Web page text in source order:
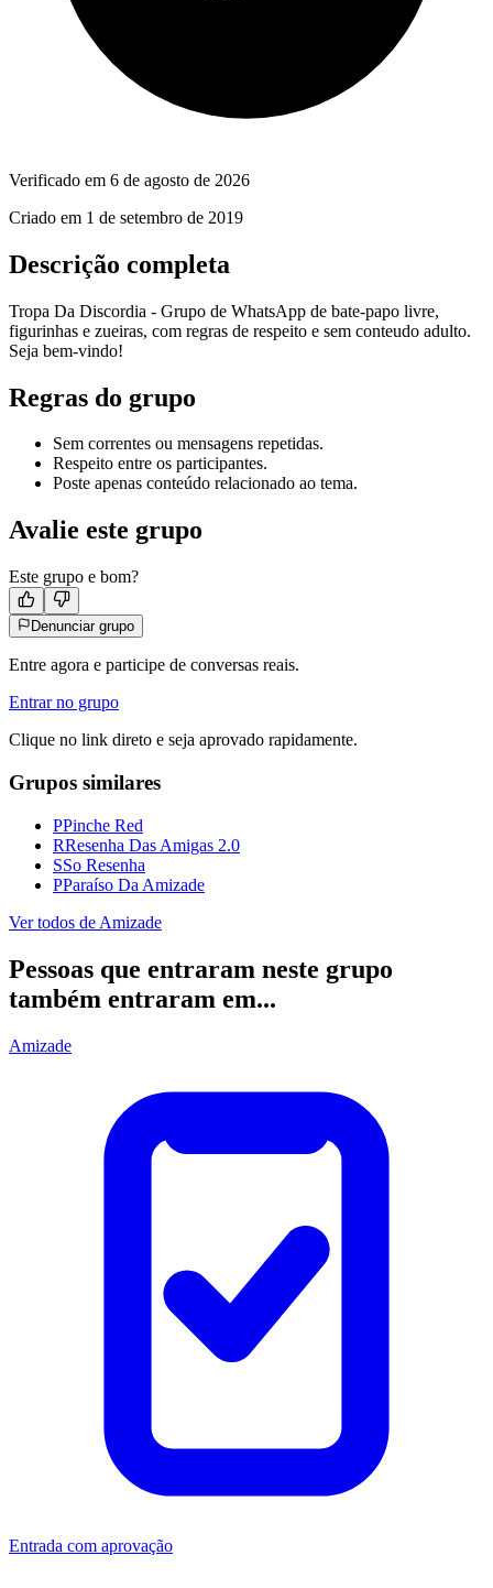
Verificado em 6 de agosto de 2026
Criado em 1 de setembro de 2019
Descrição completa
Tropa Da Discordia - Grupo de WhatsApp de bate-papo livre,
figurinhas e zueiras, com regras de respeito e sem conteudo adulto.
Seja bem-vindo!
Regras do grupo
Sem correntes ou mensagens repetidas.
Respeito entre os participantes.
Poste apenas conteúdo relacionado ao tema.
Avalie este grupo
Este grupo e bom?
Denunciar grupo
Entre agora e participe de conversas reais.
Entrar no grupo
Clique no link direto e seja aprovado rapidamente.
Grupos similares
PPinche Red
RResenha Das Amigas 2.0
SSo Resenha
PParaíso Da Amizade
Ver todos de Amizade
Pessoas que entraram neste grupo
também entraram em...
Amizade
Entrada com aprovação